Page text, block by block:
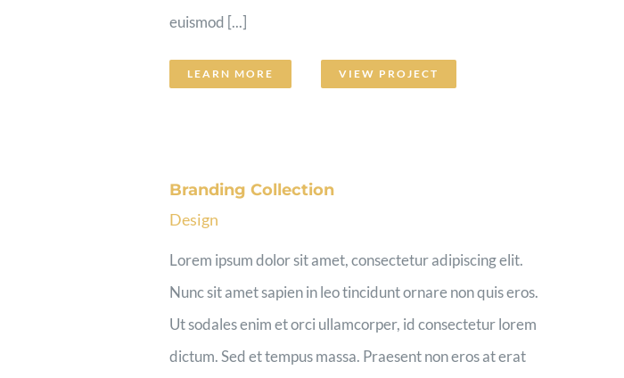
euismod [...]
LEARN MORE VIEW PROJECT
Branding Collection
Design
Lorem ipsum dolor sit amet, consectetur adipiscing elit.
Nunc sit amet sapien in leo tincidunt ornare non quis eros.
Ut sodales enim et orci ullamcorper, id consectetur lorem
dictum. Sed et tempus massa. Praesent non eros at erat